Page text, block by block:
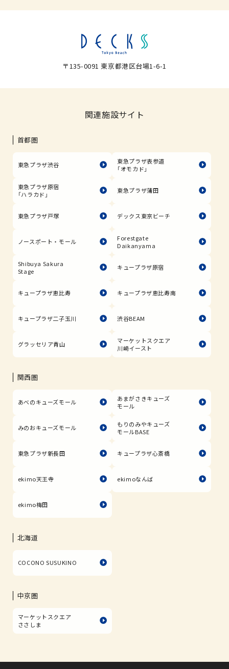
〒135-0091 東京都港区台場1-6-1
関連施設サイト
首都圏
東急プラザ渋谷
東急プラザ表参道
「オモカド」
東急プラザ原宿
「ハラカド」
東急プラザ蒲田
東急プラザ戸塚 デックス東京ビーチ
ノースポート・モール
Forestgate
Daikanyama
Shibuya Sakura
Stage
キュープラザ原宿
キュープラザ恵比寿 キュープラザ恵比寿南
キュープラザ二子玉川 渋谷BEAM
グラッセリア青山
マーケットスクエア
川崎イースト
関西圏
あべのキューズモール
あまがさきキューズ
モール
みのおキューズモール
もりのみやキューズ
モールBASE
東急プラザ新長田 キュープラザ心斎橋
ekimo天王寺 ekimoなんば
ekimo梅田
北海道
COCONO SUSUKINO
中京圏
マーケットスクエア
ささしま